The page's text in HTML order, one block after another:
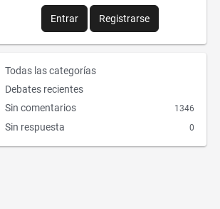
Entrar Registrarse
E
n
a
c
e
Todas las categorías
Debates recientes
Sin comentarios
1346
Sin respuesta 0